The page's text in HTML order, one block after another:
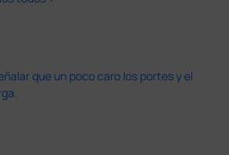
que un poco caro los portes y el